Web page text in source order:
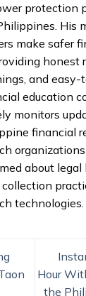
protection
His
make safer
honest
and easy-
education
monitors
financial
about
technologies.
Hour
the